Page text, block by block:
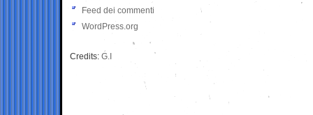
Feed dei commenti
WordPress.org
Credits: G.I